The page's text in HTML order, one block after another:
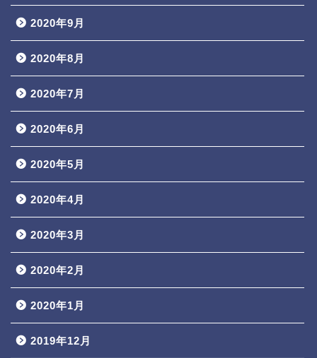
2020年9月
2020年8月
2020年7月
2020年6月
2020年5月
2020年4月
2020年3月
2020年2月
2020年1月
2019年12月